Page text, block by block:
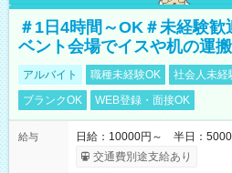
＃1日4時間～OK＃未経験歓
ベント会場でイスや机の運
アルバイト 職種未経験OK 社会人未経
ブランクOK
WEB登録・面接OK
給与
日給：10000円～ 半日：
交通費別途支給あり